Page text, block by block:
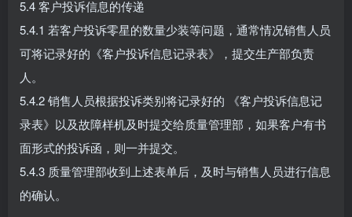
5.4 客户投诉信息的传递
5.4.1 若客户投诉零星的数量少装等问题，通常情况销售人员
可将记录好的《客户投诉信息记录表》，提交生产部负责
人。
5.4.2 销售人员根据投诉类别将记录好的 《客户投诉信息记
录表》以及故障样机及时提交给质量管理部，如果客户有书
面形式的投诉函，则一并提交。
5.4.3 质量管理部收到上述表单后，及时与销售人员进行信息
的确认。